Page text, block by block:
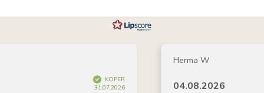
KOPER
31.07.2026
Herma W
04.08.2026